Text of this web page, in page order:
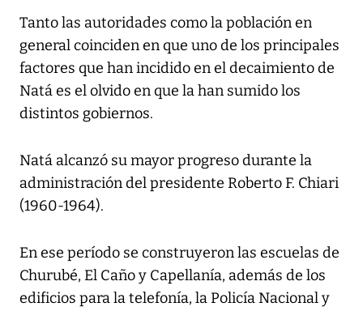
Tanto las autoridades como la población en
general coinciden en que uno de los principales
factores que han incidido en el decaimiento de
Natá es el olvido en que la han sumido los
distintos gobiernos.
Natá alcanzó su mayor progreso durante la
administración del presidente Roberto F. Chiari
(1960-1964).
En ese período se construyeron las escuelas de
Churubé, El Caño y Capellanía, además de los
edificios para la telefonía, la Policía Nacional y